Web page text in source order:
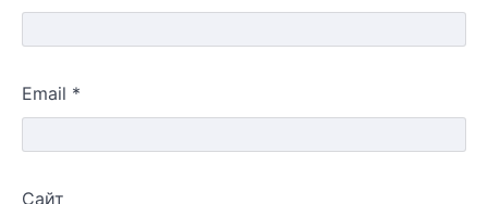
Email *
Сайт